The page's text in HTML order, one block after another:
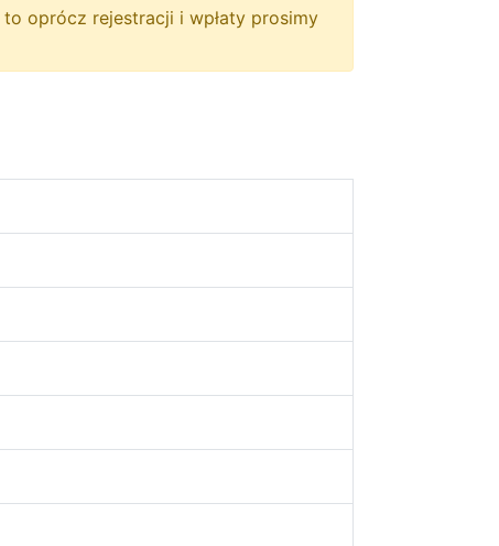
oprócz rejestracji i wpłaty prosimy